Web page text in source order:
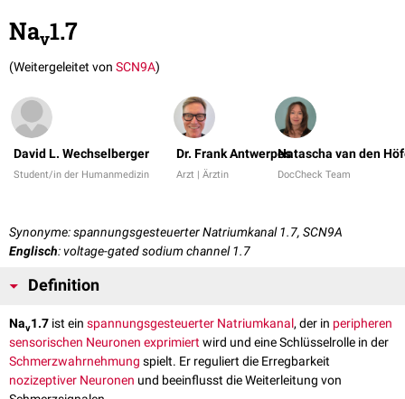
Nav1.7
(Weitergeleitet von SCN9A)
David L. Wechselberger
Student/in der Humanmedizin
Dr. Frank Antwerpes
Arzt | Ärztin
Natascha van den
DocCheck Team
Synonyme: spannungsgesteuerter Natriumkanal 1.7, SCN9A
Englisch: voltage-gated sodium channel 1.7
Definition
Nav1.7 ist ein spannungsgesteuerter Natriumkanal, der in peripheren
sensorischen Neuronen exprimiert wird und eine Schlüsselrolle in der
Schmerzwahrnehmung spielt. Er reguliert die Erregbarkeit
nozizeptiver Neuronen und beeinflusst die Weiterleitung von